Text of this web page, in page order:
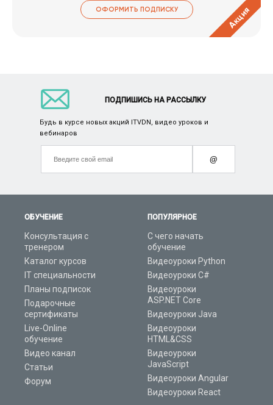
ОФОРМИТЬ ПОДПИСКУ Акция
ОБУЧЕНИЕ
Консультация с
тренером
Каталог курсов
IT специальности
Планы подписок
Подарочные
сертификаты
Live-Online
обучение
Видео канал
Статьи
Форум
ПОПУЛЯРНОЕ
С чего начать
обучение
Видеоуроки Python
Видеоуроки C#
Видеоуроки
ASP.NET Core
Видеоуроки Java
Видеоуроки
HTML&CSS
Видеоуроки
JavaScript
Видеоуроки Angular
Видеоуроки React
ПОДПИШИСЬ НА РАССЫЛКУ
Будь в курсе новых акций ITVDN, видео уроков и
вебинаров
@